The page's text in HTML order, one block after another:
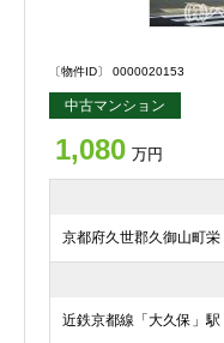
〔物件ID〕 0000020153
中古マンション
1,080 万円
京都府久世郡久御山町栄
近鉄京都線「大久保」